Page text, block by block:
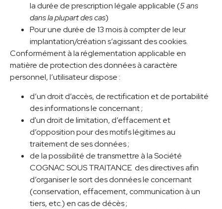
la durée de prescription légale applicable (5 ans
dans la plupart des cas)
Pour une durée de 13 mois à compter de leur
implantation/création s’agissant des cookies.
Conformément à la réglementation applicable en
matière de protection des données à caractère
personnel, l’utilisateur dispose :
d’un droit d’accès, de rectification et de portabilité
des informations le concernant ;
d'un droit de limitation, d’effacement et
d’opposition pour des motifs légitimes au
traitement de ses données ;
de la possibilité de transmettre à la Société
COGNAC SOUS TRAITANCE des directives afin
d’organiser le sort des données le concernant
(conservation, effacement, communication à un
tiers, etc.) en cas de décès ;